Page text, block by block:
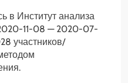
в Институт анализа
11-08 — 2020-07-
участников/